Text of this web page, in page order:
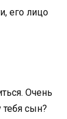
его лицо
Очень
тебя сын?